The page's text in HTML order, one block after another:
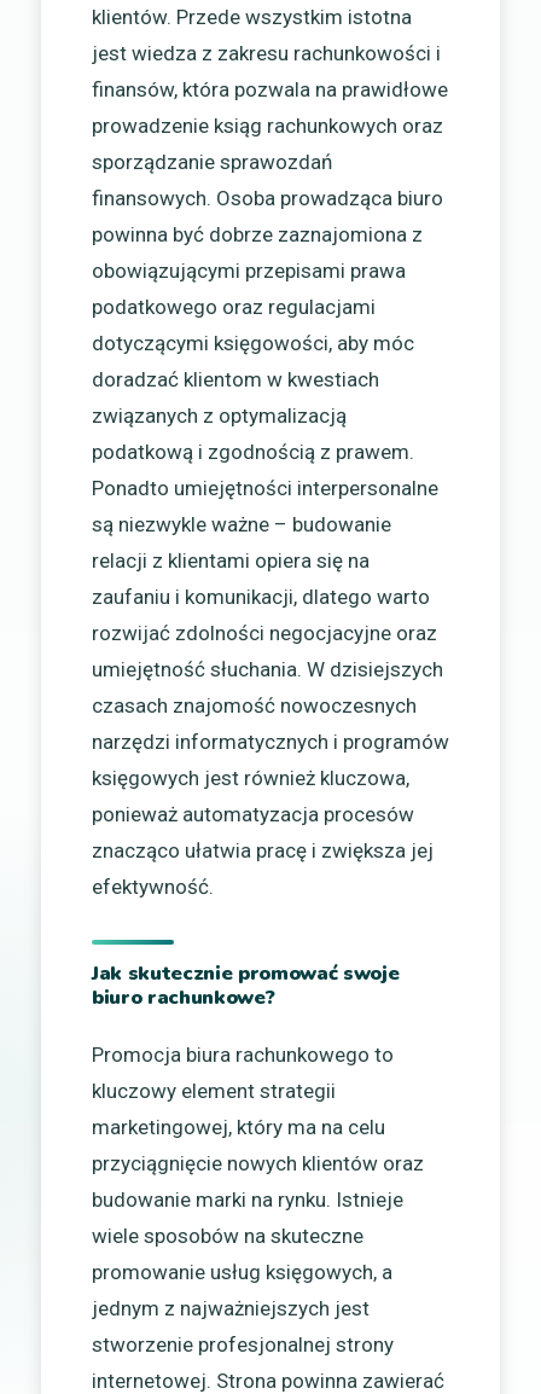
klientów. Przede wszystkim istotna
jest wiedza z zakresu rachunkowości i
finansów, która pozwala na prawidłowe
prowadzenie ksiąg rachunkowych oraz
sporządzanie sprawozdań
finansowych. Osoba prowadząca biuro
powinna być dobrze zaznajomiona z
obowiązującymi przepisami prawa
podatkowego oraz regulacjami
dotyczącymi księgowości, aby móc
doradzać klientom w kwestiach
związanych z optymalizacją
podatkową i zgodnością z prawem.
Ponadto umiejętności interpersonalne
są niezwykle ważne – budowanie
relacji z klientami opiera się na
zaufaniu i komunikacji, dlatego warto
rozwijać zdolności negocjacyjne oraz
umiejętność słuchania. W dzisiejszych
czasach znajomość nowoczesnych
narzędzi informatycznych i programów
księgowych jest również kluczowa,
ponieważ automatyzacja procesów
znacząco ułatwia pracę i zwiększa jej
efektywność.
Jak skutecznie promować swoje
biuro rachunkowe?
Promocja biura rachunkowego to
kluczowy element strategii
marketingowej, który ma na celu
przyciągnięcie nowych klientów oraz
budowanie marki na rynku. Istnieje
wiele sposobów na skuteczne
promowanie usług księgowych, a
jednym z najważniejszych jest
stworzenie profesjonalnej strony
internetowej. Strona powinna zawierać